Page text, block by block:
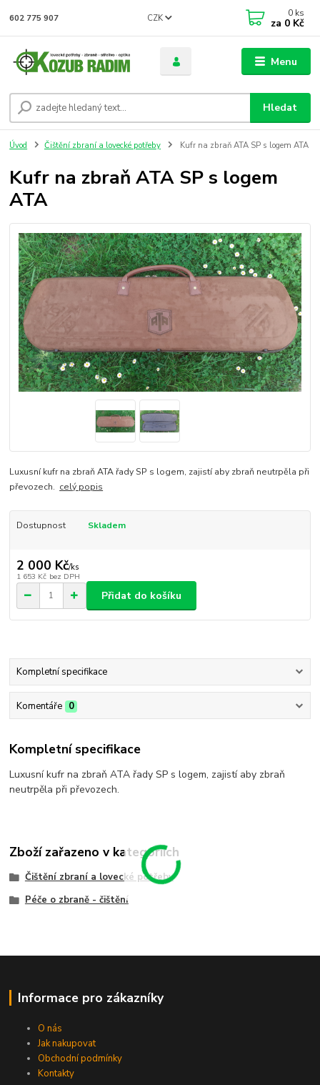
Menu
CZK
Hledat
602 775 907 0 ks
za 0 Kč
Úvod Čištění zbraní a lovecké potřeby Kufr na zbraň ATA SP s logem ATA
Kufr na zbraň ATA SP s logem
ATA
Luxusní kufr na zbraň ATA řady SP s logem, zajistí aby zbraň neutrpěla při
převozech. celý popis
Dostupnost Skladem
2 000 Kč/ks
1 653 Kč bez DPH
Přidat do košíku
Kompletní specifikace
Komentáře 0
Kompletní specifikace
Luxusní kufr na zbraň ATA řady SP s logem, zajistí aby zbraň
neutrpěla při převozech.
Zboží zařazeno v kategoriích
Čištění zbraní a lovecké potřeby
Péče o zbraně - čištění
Informace pro zákazníky
O nás
Jak nakupovat
Obchodní podmínky
Kontakty